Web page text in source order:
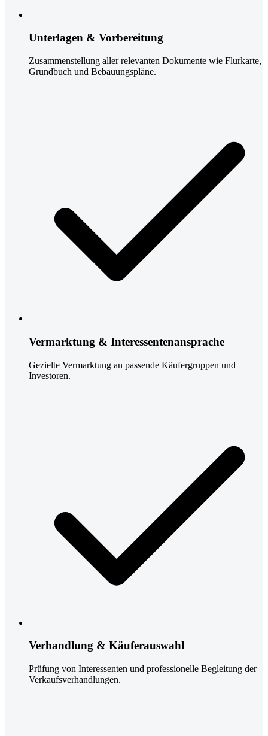
Unterlagen & Vorbereitung
Zusammenstellung aller relevanten Dokumente wie Flurkarte,
Grundbuch und Bebauungspläne.
Vermarktung & Interessentenansprache
Gezielte Vermarktung an passende Käufergruppen und
Investoren.
Verhandlung & Käuferauswahl
Prüfung von Interessenten und professionelle Begleitung der
Verkaufsverhandlungen.